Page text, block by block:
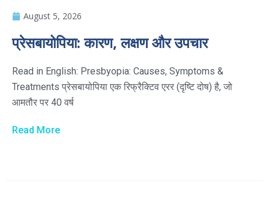
August 5, 2026
प्रेसबायोपिया: कारण, लक्षण और उपचार
Read in English: Presbyopia: Causes, Symptoms &
Treatments प्रेसबायोपिया एक रिफ्रैक्टिव एरर (दृष्टि दोष) है, जो
आमतौर पर 40 वर्ष
Read More